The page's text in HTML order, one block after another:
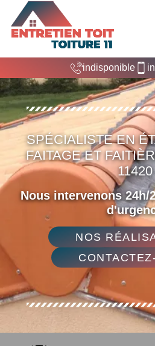
indisponible
SPÉCIALISTE EN
FAITAGE ET
11420
Nous intervenons 24h/
NOS